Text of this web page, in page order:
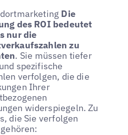
Die
des ROI bedeutet
nur die
zu
. Sie müssen tiefer
spezifische
verfolgen, die die
Ihrer
widerspiegeln. Zu
die Sie verfolgen